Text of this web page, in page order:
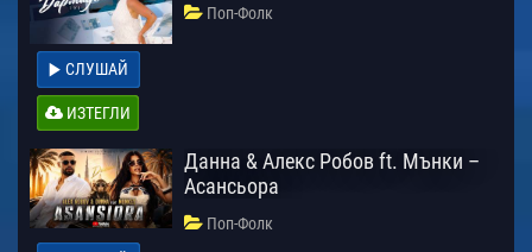
Поп-Фолк
СЛУШАЙ
ИЗТЕГЛИ
Данна & Алекс Робов ft. Мънки –
Асансьора
Поп-Фолк